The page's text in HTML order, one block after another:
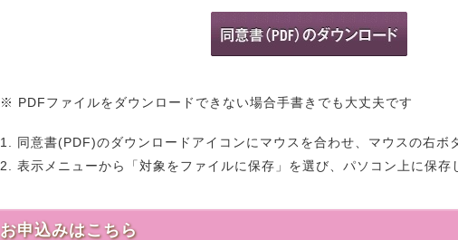
※ PDFファイルをダウンロードできない場合手書きでも大丈夫です
1. 同意書(PDF)のダウンロードアイコンにマウスを合わせ、マウスの右ボ
2. 表示メニューから「対象をファイルに保存」を選び、パソコン上に保存
お申込みはこちら